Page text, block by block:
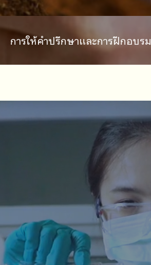
การให้คำปรึกษาและการฝึกอบรม